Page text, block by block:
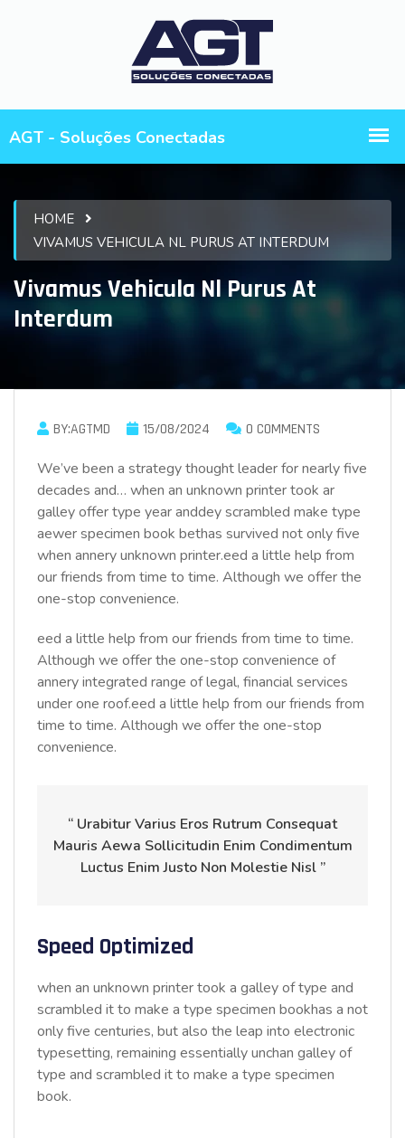
HOME
VIVAMUS VEHICULA NL PURUS AT INTERDUM
Vivamus Vehicula Nl Purus At
Interdum
BY:AGTMD 15/08/2024 0 COMMENTS
We’ve been a strategy thought leader for nearly five
decades and… when an unknown printer took ar
galley offer type year anddey scrambled make type
aewer specimen book bethas survived not only five
when annery unknown printer.eed a little help from
our friends from time to time. Although we offer the
one-stop convenience.
eed a little help from our friends from time to time.
Although we offer the one-stop convenience of
annery integrated range of legal, financial services
under one roof.eed a little help from our friends from
time to time. Although we offer the one-stop
convenience.
“ Urabitur Varius Eros Rutrum Consequat
Mauris Aewa Sollicitudin Enim Condimentum
Luctus Enim Justo Non Molestie Nisl ”
Speed Optimized
when an unknown printer took a galley of type and
scrambled it to make a type specimen bookhas a not
only five centuries, but also the leap into electronic
typesetting, remaining essentially unchan galley of
type and scrambled it to make a type specimen
book.